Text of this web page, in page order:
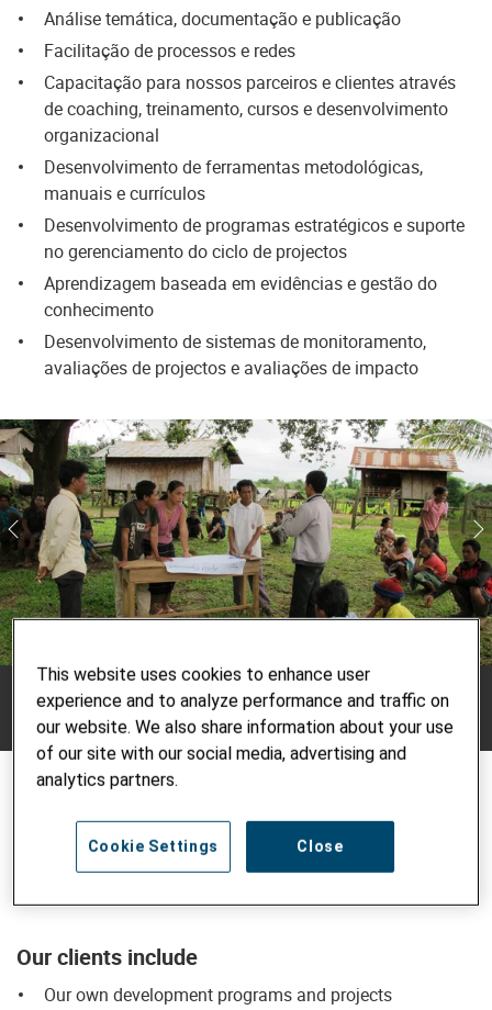
Análise temática, documentação e publicação
Facilitação de processos e redes
Capacitação para nossos parceiros e clientes através
de coaching, treinamento, cursos e desenvolvimento
organizacional
Desenvolvimento de ferramentas metodológicas,
manuais e currículos
Desenvolvimento de programas estratégicos e suporte
no gerenciamento do ciclo de projectos
Aprendizagem baseada em evidências e gestão do
conhecimento
Desenvolvimento de sistemas de monitoramento,
avaliações de projectos e avaliações de impacto
© Helvetas
2/3
Our experts not only advise our own programs but also
other private, non-profit, state and multilateral
Our clients include
Our own development programs and projects
This website uses cookies to enhance user
experience and to analyze performance and traffic on
our website. We also share information about your use
of our site with our social media, advertising and
analytics partners.
Close
Cookie Settings